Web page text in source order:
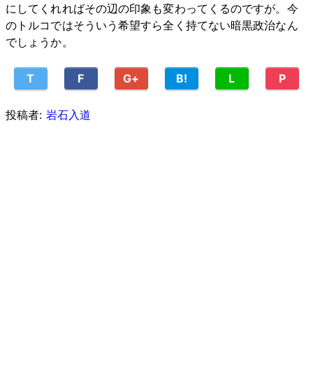
にしてくれればその辺の印象も変わってくるのですが。今
のトルコではそういう希望すら全く持てない暗黒政治なん
でしょうか。
T F G+ B! L P
投稿者: 岩石入道